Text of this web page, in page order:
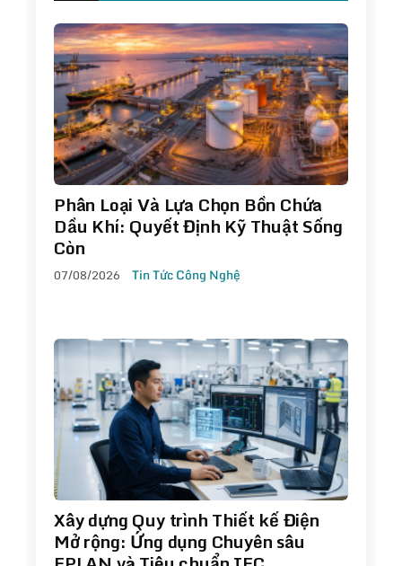
Phân Loại Và Lựa Chọn Bồn Chứa
Dầu Khí: Quyết Định Kỹ Thuật Sống
Còn
07/08/2026 Tin Tức Công Nghệ
Xây dựng Quy trình Thiết kế Điện
Mở rộng: Ứng dụng Chuyên sâu